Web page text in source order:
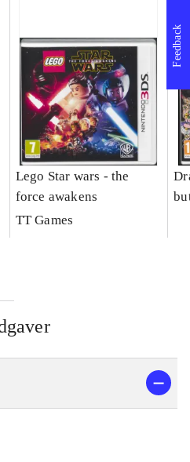
Lego Star wars - the
force awakens
TT Games
Feedback